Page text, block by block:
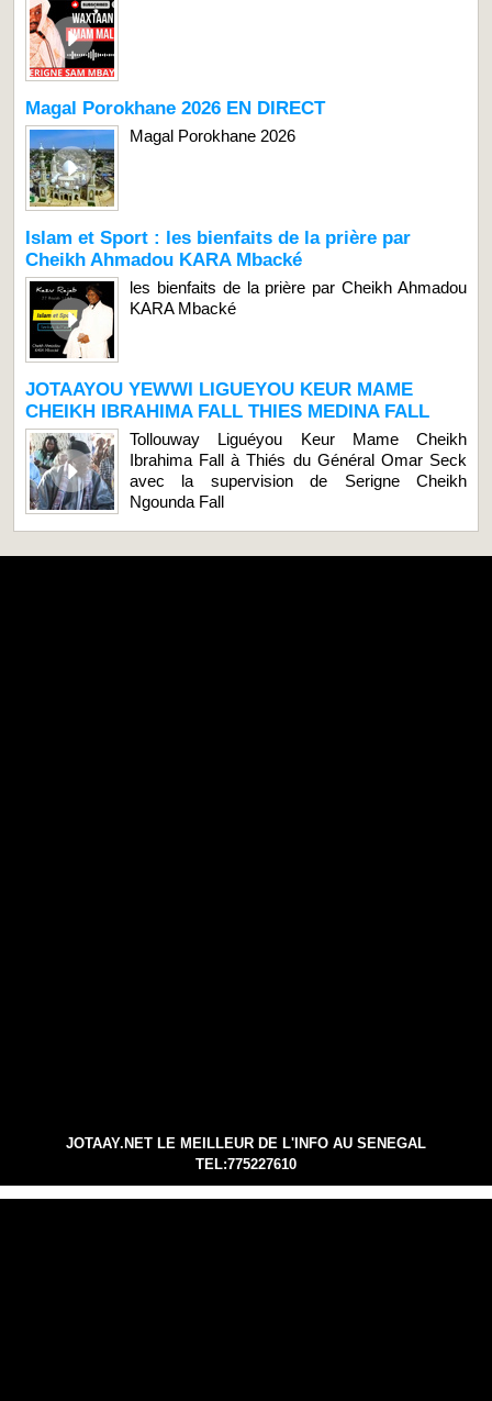
Magal Porokhane 2026 EN DIRECT
Magal Porokhane 2026
Islam et Sport : les bienfaits de la prière par
Cheikh Ahmadou KARA Mbacké
les bienfaits de la prière par Cheikh Ahmadou
KARA Mbacké
JOTAAYOU YEWWI LIGUEYOU KEUR MAME
CHEIKH IBRAHIMA FALL THIES MEDINA FALL
Tollouway Liguéyou Keur Mame Cheikh
Ibrahima Fall à Thiés du Général Omar Seck
avec la supervision de Serigne Cheikh
Ngounda Fall
JOTAAY.NET LE MEILLEUR DE L'INFO AU SENEGAL
TEL:775227610